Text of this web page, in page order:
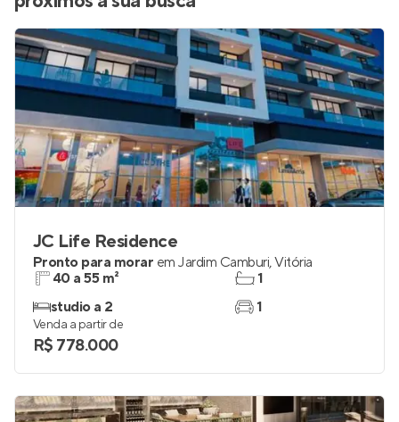
JC Life Residence
Pronto para morar em Jardim Camburi,Vitória
40 a 55 m²
studio a 2
1
1
Venda a partir de
R$ 778.000